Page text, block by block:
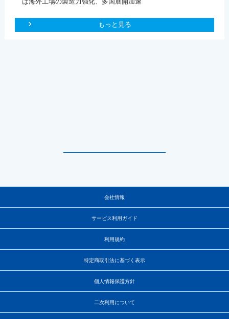
もっと見る
会社情報
サービス利用ガイド
利用規約
特定商取引法に基づく表示
個人情報保護方針
二次利用について